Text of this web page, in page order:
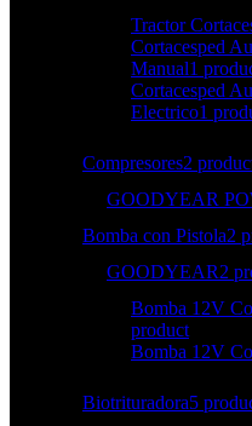
Tractor
Cortacesped
Manual1
Cortacesped
Electrico1
Compresores2
GOODYEAR
Bomba con Pistola2
GOODYEAR2
Bomba 12V
product
Bomba 12V
Biotrituradora5